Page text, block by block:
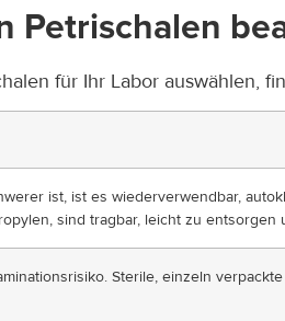
Petrischalen
für Ihr Labor auswählen,
ist, ist es wiederverwendbar,
sind tragbar, leicht zu entsorgen
Sterile, einzeln